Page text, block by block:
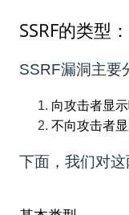
SSRF的类型：
SSRF漏洞主要
向攻击者显
不向攻击者
下面，我们对这